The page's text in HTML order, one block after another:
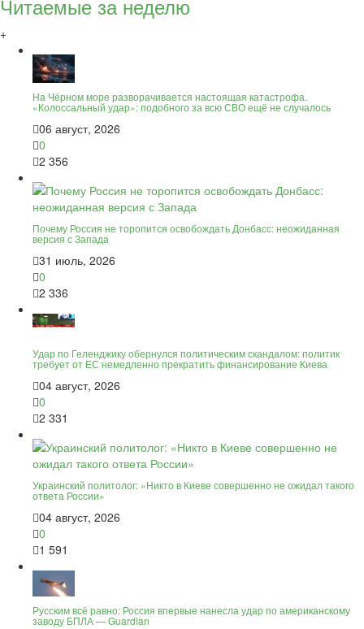
Читаемые за неделю
+
На Чёрном море разворачивается настоящая катастрофа.
«Колоссальный удар»: подобного за всю СВО ещё не случалось
06 август, 2026
0
2 356
Почему Россия не торопится освобождать Донбасс: неожиданная
версия с Запада
31 июль, 2026
0
2 336
Удар по Геленджику обернулся политическим скандалом: политик
требует от ЕС немедленно прекратить финансирование Киева
04 август, 2026
0
2 331
Украинский политолог: «Никто в Киеве совершенно не ожидал такого
ответа России»
04 август, 2026
0
1 591
Русским всё равно: Россия впервые нанесла удар по американскому
заводу БПЛА — Guardian